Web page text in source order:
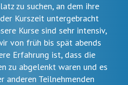
zu suchen, an dem ihre
Kurszeit untergebracht
Kurse sind sehr intensiv,
von früh bis spät abends
Erfahrung ist, dass die
zu abgelenkt waren und es
anderen Teilnehmenden